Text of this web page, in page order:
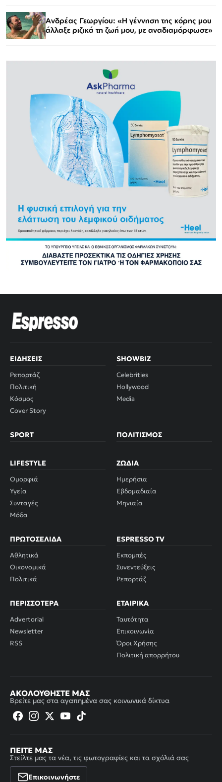
Ανδρέας Γεωργίου: «Η γέννηση της κόρης μου
άλλαξε ριζικά τη ζωή μου, με αναδιαμόρφωσε»
ΕΙΔΉΣΕΙΣ
Ρεπορτάζ
Πολιτική
Κόσμος
Cover Story
SHOWBIZ
Celebrities
Hollywood
Media
SPORT ΠΟΛΙΤΙΣΜΌΣ
LIFESTYLE
Ομορφιά
Υγεία
Συνταγές
Μόδα
ΖΏΔΙΑ
Ημερήσια
Εβδομαδιαία
Μηνιαία
ΠΡΩΤΟΣΈΛΙΔΑ
Αθλητικά
Οικονομικά
Πολιτικά
ESPRESSO TV
Εκπομπές
Συνεντεύξεις
Ρεπορτάζ
ΠΕΡΙΣΣΌΤΕΡΑ
Advertorial
Newsletter
RSS
ΕΤΑΙΡΙΚΆ
Ταυτότητα
Επικοινωνία
Όροι Χρήσης
Πολιτική απορρήτου
ΑΚΟΛΟΥΘΉΣΤΕ ΜΑΣ
Βρείτε μας στα αγαπημένα σας κοινωνικά δίκτυα
ΠΕΊΤΕ ΜΑΣ
Στείλτε μας τα νέα, τις φωτογραφίες και τα σχόλιά σας
Επικοινωνήστε